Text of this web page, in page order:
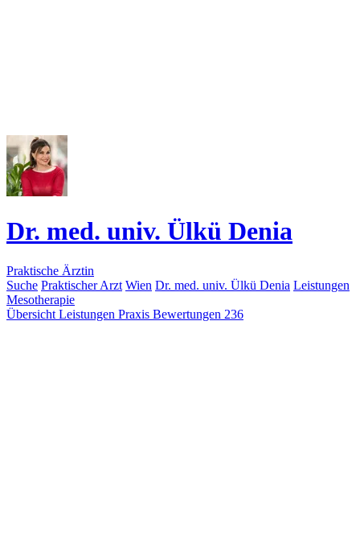
Dr. med. univ. Ülkü Denia
Praktische Ärztin
Suche Praktischer Arzt Wien Dr. med. univ. Ülkü Denia Leistungen
Mesotherapie
Übersicht Leistungen Praxis Bewertungen 236